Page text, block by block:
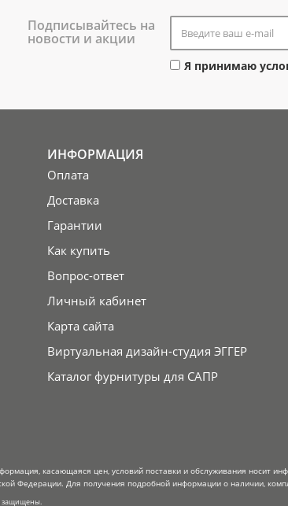
Подписывайтесь на
новости и акции
Я принимаю
ИНФОРМАЦИЯ
Оплата
Доставка
Гарантии
Как купить
Вопрос-ответ
Личный кабинет
Карта сайта
Виртуальная дизайн-студия ЭГГЕР
Каталог фурнитуры для САПР
касающаяся цен, условий поставки и обслуживания носит
Федерации. Для получения подробной информации о наличии,
защищены.